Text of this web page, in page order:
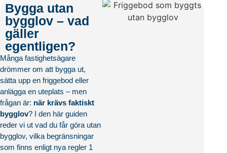
Bygga utan
bygglov – vad
gäller
egentligen?
Många fastighetsägare
drömmer om att bygga ut,
sätta upp en friggebod eller
anlägga en uteplats – men
frågan är: när krävs faktiskt
bygglov? I den här guiden
reder vi ut vad du får göra utan
bygglov, vilka begränsningar
som finns enligt nya regler 1